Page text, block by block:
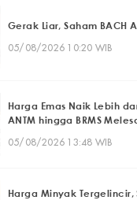
Gerak Liar, Saham BACH
05/08/2026 10:20 WIB
Harga Emas Naik Lebih
ANTM hingga BRMS
05/08/2026 13:48 WIB
Harga Minyak Tergelincir,